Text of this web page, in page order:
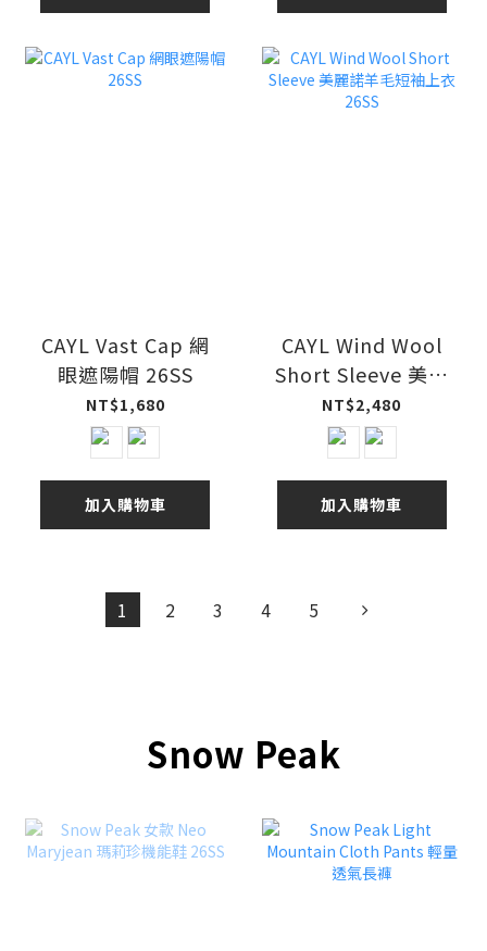
CAYL Vast Cap 網
眼遮陽帽 26SS
NT$1,680
加入購物車
CAYL Wind Wool
Short Sleeve 美麗
諾羊毛短袖上衣
26SS
NT$2,480
加入購物車
1 2 3 4 5
Snow Peak